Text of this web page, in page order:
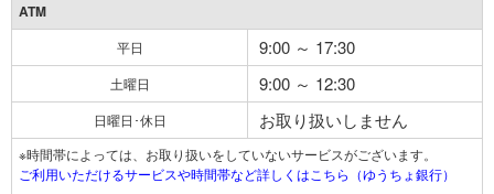
ATM
平日 9:00 ～ 17:30
土曜日 9:00 ～ 12:30
日曜日･休日 お取り扱いしません
※時間帯によっては、お取り扱いをしていないサービスがございます。
ご利用いただけるサービスや時間帯など詳しくはこちら（ゆうちょ銀行）